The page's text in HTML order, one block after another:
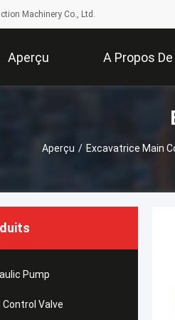
Machinery Co., Ltd.
Aperçu A Propos De
Nous
Aperçu / Excavatrice Main
Pump
Valve